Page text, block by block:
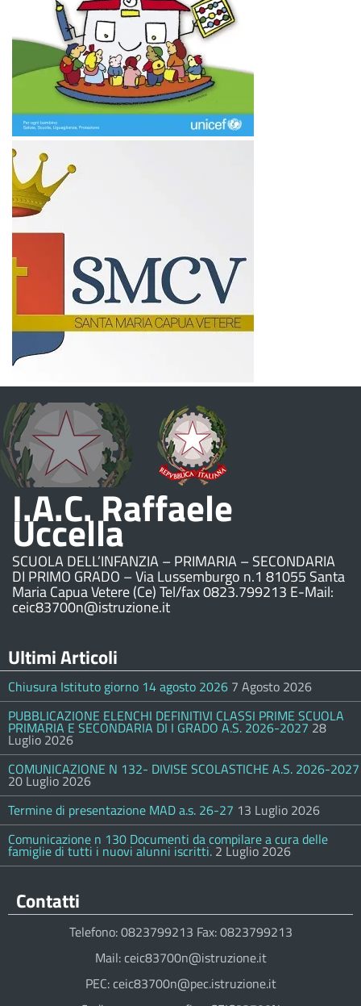
I.A.C. Raffaele
Uccella
SCUOLA DELL’INFANZIA – PRIMARIA – SECONDARIA
DI PRIMO GRADO – Via Lussemburgo n.1 81055 Santa
Maria Capua Vetere (Ce) Tel/fax 0823.799213 E-Mail:
ceic83700n@istruzione.it
Ultimi Articoli
Chiusura Istituto giorno 14 agosto 2026 7 Agosto 2026
PUBBLICAZIONE ELENCHI DEFINITIVI CLASSI PRIME SCUOLA
PRIMARIA E SECONDARIA DI I GRADO A.S. 2026-2027 28
Luglio 2026
COMUNICAZIONE N 132- DIVISE SCOLASTICHE A.S. 2026-2027
20 Luglio 2026
Termine di presentazione MAD a.s. 26-27 13 Luglio 2026
Comunicazione n 130 Documenti da compilare a cura delle
famiglie di tutti i nuovi alunni iscritti. 2 Luglio 2026
Contatti
Telefono: 0823799213 Fax: 0823799213
Mail: ceic83700n@istruzione.it
PEC: ceic83700n@pec.istruzione.it